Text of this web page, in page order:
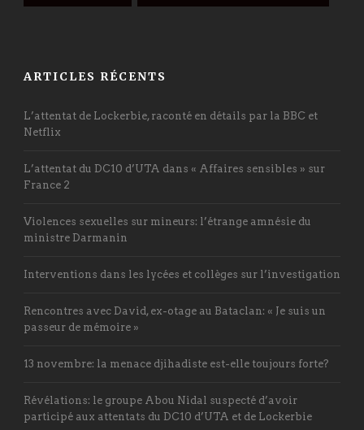
ARTICLES RÉCENTS
L’attentat de Lockerbie, raconté en détails par la BBC et
Netflix
L’attentat du DC10 d’UTA dans « Affaires sensibles » sur
France 2
Violences sexuelles sur mineurs: l’étrange amnésie du
ministre Darmanin
Interventions dans les lycées et collèges sur l’investigation
Rencontres avec David, ex-otage au Bataclan: « Je suis un
passeur de mémoire »
13 novembre: la menace djihadiste est-elle toujours forte?
Révélations: le groupe Abou Nidal suspecté d’avoir
participé aux attentats du DC10 d’UTA et de Lockerbie